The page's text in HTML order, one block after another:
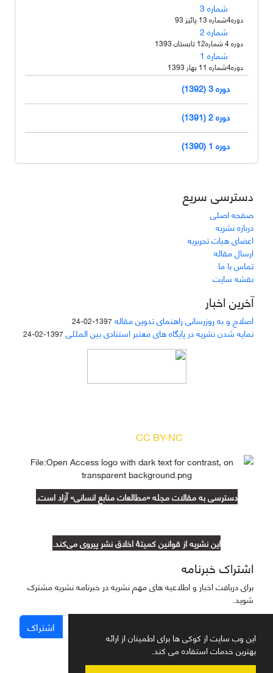
این وب سایت از کوکی ها برای اطمینان از ارائه
بهترین خدمات استفاده می کند.
شماره 3
دوره4شماره 13 پائیز 93
شماره 2
دوره 4 شماره12 تابستان 1393
شماره 1
دوره4شماره 11 بهار 1393
دوره 3 (1392)
دوره 2 (1391)
دوره 1 (1390)
دسترسی سریع
صفحه اصلی
درباره نشریه
اعضای هیات تحریریه
ارسال مقاله
تماس با ما
نقشه سایت
آخرین اخبار
اصلاح و به روزرسانی راهنمای تدوین مقاله 1397-02-24
نمایه شدن نشریه در پایگاه های معتبر استنادی بین المللی 1397-02-24
CC BY-NC
دسترسی به مقالات مجله «مطالعات منابع انسانی» آزاد است.
این نشریه از قوانین کمیتۀ اخلاق نشر پیروی می‌کند.
اشتراک خبرنامه
برای دریافت اخبار و اطلاعیه های مهم نشریه در خبرنامه نشریه مشترک
شوید.
اشتراک